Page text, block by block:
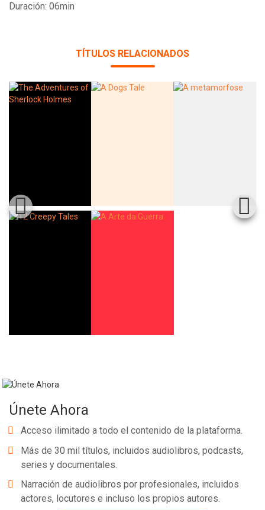
Duración: 06min
TÍTULOS RELACIONADOS
Únete Ahora
Acceso ilimitado a todo el contenido de la plataforma.
Más de 30 mil títulos, incluidos audiolibros, podcasts,
series y documentales.
Narración de audiolibros por profesionales, incluidos
actores, locutores e incluso los propios autores.